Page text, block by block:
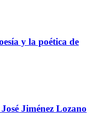
y la poética de
Jiménez Lozano